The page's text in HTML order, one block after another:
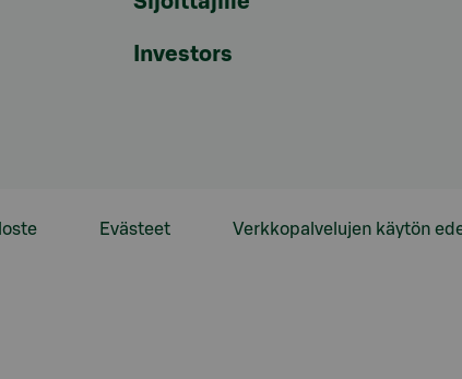
Investors
Evästeet Verkkopalvelujen käytön